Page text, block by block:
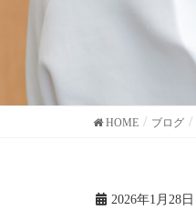
HOME ブログ
2026年1月28日